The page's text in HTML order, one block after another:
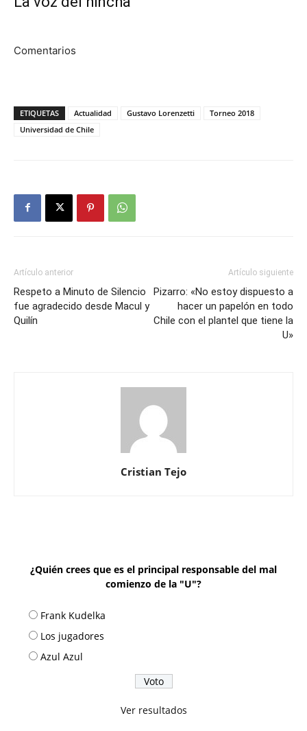
Comentarios
ETIQUETAS Actualidad Gustavo Lorenzetti
Torneo 2018
Universidad de Chile
Artículo anterior
Respeto a Minuto de Silencio
fue agradecido desde Macul y
Quilín
Artículo siguiente
Pizarro: «No estoy dispuesto a
hacer un papelón en todo
Chile con el plantel que tiene la
U»
Cristian Tejo
¿Quién crees que es el principal responsable del mal
comienzo de la "U"?
Frank Kudelka
Los jugadores
Azul Azul
Ver resultados